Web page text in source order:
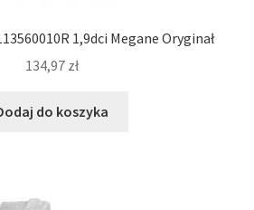
1,9dci Megane Oryginał
134,97 zł
do koszyka